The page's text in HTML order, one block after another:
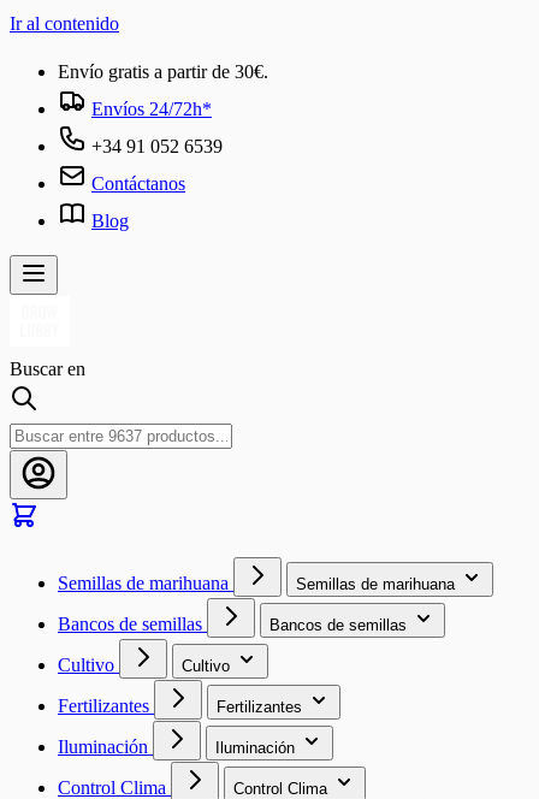
Ir al contenido
Envío gratis a partir de 30€.
Envíos 24/72h*
+34 91 052 6539
Contáctanos
Blog
Buscar en
Semillas de marihuana Semillas de marihuana
Bancos de semillas Bancos de semillas
Cultivo Cultivo
Fertilizantes Fertilizantes
Iluminación Iluminación
Control Clima Control Clima